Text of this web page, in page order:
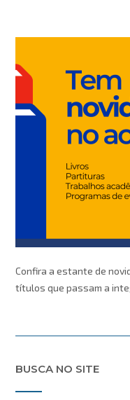
Confira a estante de
títulos que passam a
BUSCA NO SITE